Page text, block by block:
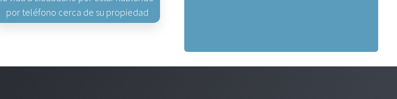
por teléfono cerca de su propiedad